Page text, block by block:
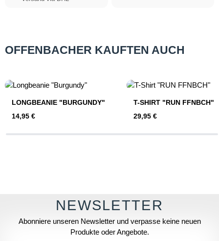
OFFENBACHER KAUFTEN AUCH
LONGBEANIE "BURGUNDY"
Regulärer Preis:
14,95 €
T-SHIRT "RUN FFNBCH"
Regulärer Preis:
29,95 €
Abonniere unseren Newsletter und verpasse keine neuen
Produkte oder Angebote.